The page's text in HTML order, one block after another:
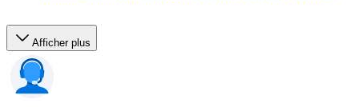
Afficher plus